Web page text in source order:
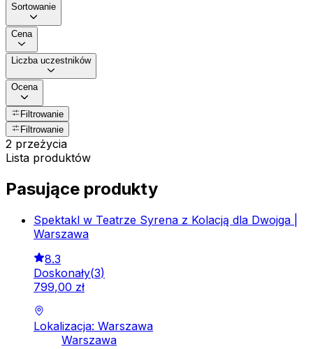
Sortowanie
Cena
Liczba uczestników
Ocena
Filtrowanie
Filtrowanie
2 przeżycia
Lista produktów
Pasujące produkty
Spektakl w Teatrze Syrena z Kolacją dla Dwojga |
Warszawa
8.3
Doskonały(3)
799,00 zł
Lokalizacja: Warszawa
Warszawa